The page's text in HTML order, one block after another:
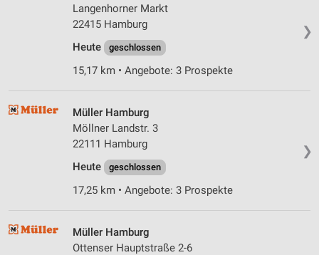
❯
Langenhorner Markt
22415 Hamburg
Heute
geschlossen
15,17 km • Angebote: 3 Prospekte
❯
Müller Hamburg
Möllner Landstr. 3
22111 Hamburg
Heute
geschlossen
17,25 km • Angebote: 3 Prospekte
Müller Hamburg
Ottenser Hauptstraße 2-6